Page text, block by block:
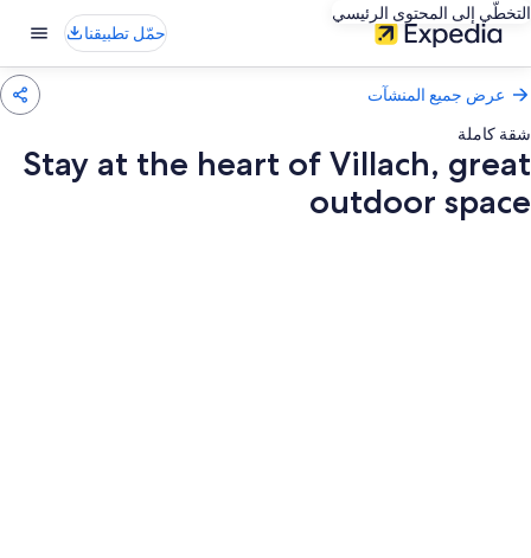
التخطّي إلى المحتوى الرئيسي
حمّل تطبيقنا
عرض جميع المنشآت
شقة كاملة
Stay at the heart of Villach, great
outdoor space